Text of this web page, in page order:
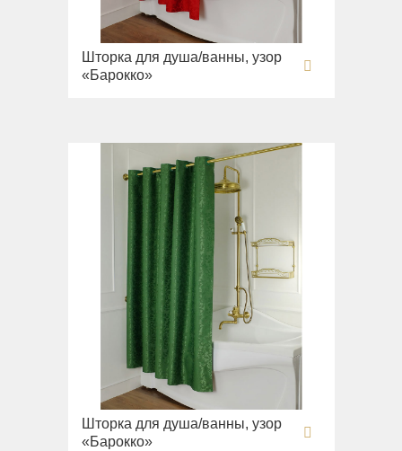
Шторка для душа/ванны, узор
«Барокко»
Шторка для душа/ванны, узор
«Барокко»